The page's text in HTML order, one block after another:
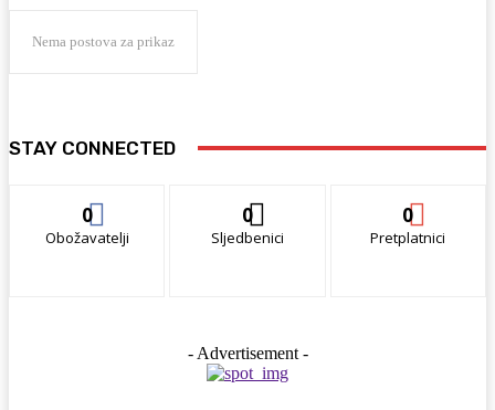
Nema postova za prikaz
STAY CONNECTED
0
Obožavatelji
0
Sljedbenici
0
Pretplatnici
- Advertisement -